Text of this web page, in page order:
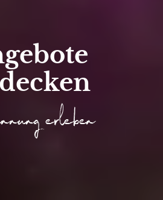
erleben